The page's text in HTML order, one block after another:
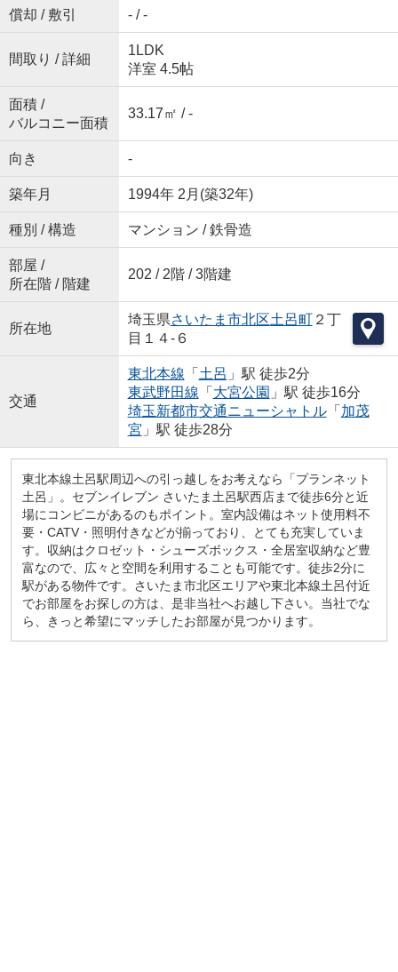
償却 / 敷引 - / -
間取り / 詳細
1LDK
洋室 4.5帖
面積 /
バルコニー面積
33.17㎡ / -
向き -
築年月 1994年 2月(築32年)
種別 / 構造 マンション / 鉄骨造
部屋 /
所在階 / 階建
202 / 2階 / 3階建
所在地
埼玉県さいたま市北区土呂町２丁
目１４-６
交通
東北本線 「 土呂 」駅 徒歩2分
東武野田線 「 大宮公園 」駅 徒歩16分
埼玉新都市交通ニューシャトル「 加茂
宮 」駅 徒歩28分
東北本線土呂駅周辺への引っ越しをお考えなら「プランネット
土呂」。セブンイレブン さいたま土呂駅西店まで徒歩6分と近
場にコンビニがあるのもポイント。室内設備はネット使用料不
要・CATV・照明付きなどが揃っており、とても充実していま
す。収納はクロゼット・シューズボックス・全居室収納など豊
富なので、広々と空間を利用することも可能です。徒歩2分に
駅がある物件です。さいたま市北区エリアや東北本線土呂付近
でお部屋をお探しの方は、是非当社へお越し下さい。当社でな
ら、きっと希望にマッチしたお部屋が見つかります。